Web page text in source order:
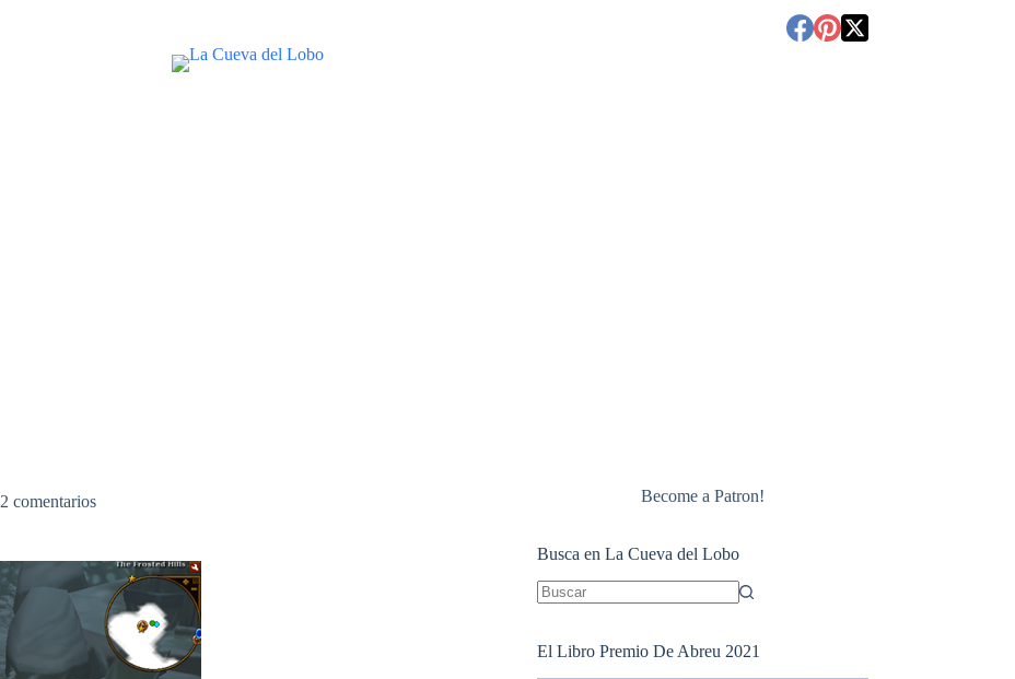
2 comentarios Become a Patron!
Busca en La Cueva del Lobo
El Libro Premio De Abreu 2021